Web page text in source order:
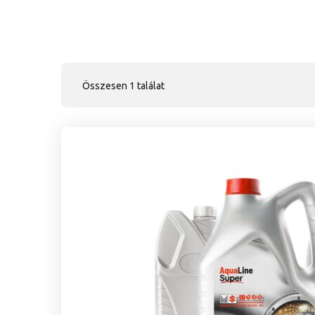
Összesen 1 találat